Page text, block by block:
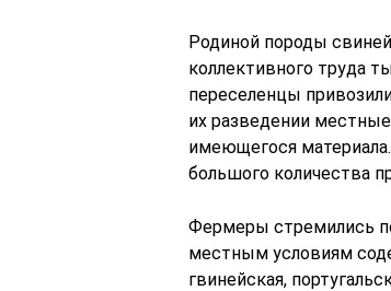
Родиной породы
коллективного труда
переселенцы
их разведении
имеющегося
большого количества
Фермеры стремились
местным условиям
гвинейская,